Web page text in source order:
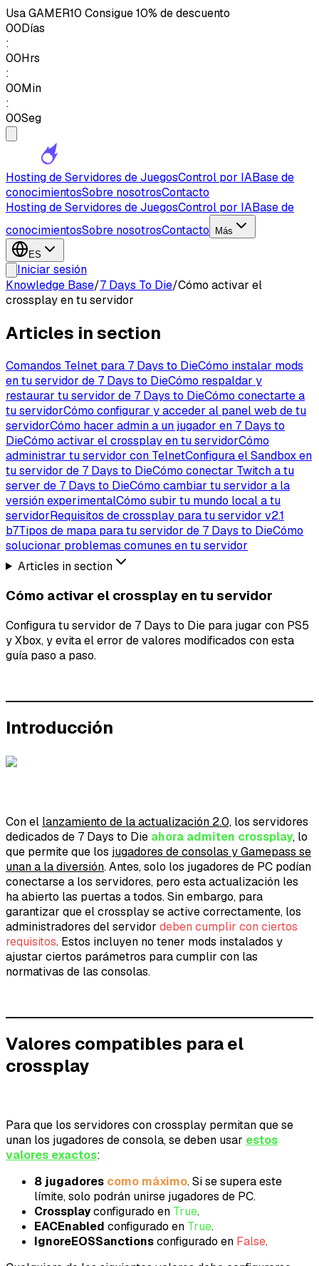
UsaGAMER10 Consigue 10% de descuento
00Días
:
00Hrs
:
00Min
:
00Seg
Hosting de Servidores de JuegosControl por IABase de
conocimientosSobre nosotrosContacto
Hosting de Servidores de JuegosControl por IABase de
conocimientosSobre nosotrosContacto Más
ES
Iniciar sesión
Knowledge Base/7 Days To Die/Cómo activar el
crossplay en tu servidor
Articles in section
Comandos Telnet para 7 Days to DieCómo instalar mods
en tu servidor de 7 Days to DieCómo respaldar y
restaurar tu servidor de 7 Days to DieCómo conectarte a
tu servidorCómo configurar y acceder al panel web de tu
servidorCómo hacer admin a un jugador en 7 Days to
DieCómo activar el crossplay en tu servidorCómo
administrar tu servidor con TelnetConfigura el Sandbox en
tu servidor de 7 Days to DieCómo conectar Twitch a tu
server de 7 Days to DieCómo cambiar tu servidor a la
versión experimentalCómo subir tu mundo local a tu
servidorRequisitos de crossplay para tu servidor v2.1
b7Tipos de mapa para tu servidor de 7 Days to DieCómo
solucionar problemas comunes en tu servidor
Articles in section
Cómo activar el crossplay en tu servidor
Configura tu servidor de 7 Days to Die para jugar con PS5
y Xbox, y evita el error de valores modificados con esta
guía paso a paso.
Introducción
Con el lanzamiento de la actualización 2.0, los servidores
dedicados de 7 Days to Die ahora admiten crossplay, lo
que permite que los jugadores de consolas y Gamepass se
unan a la diversión. Antes, solo los jugadores de PC podían
conectarse a los servidores, pero esta actualización les
ha abierto las puertas a todos. Sin embargo, para
garantizar que el crossplay se active correctamente, los
administradores del servidor deben cumplir con ciertos
requisitos. Estos incluyen no tener mods instalados y
ajustar ciertos parámetros para cumplir con las
normativas de las consolas.
Valores compatibles para el
crossplay
Para que los servidores con crossplay permitan que se
unan los jugadores de consola, se deben usar estos
valores exactos:
8 jugadores como máximo. Si se supera este
límite, solo podrán unirse jugadores de PC.
Crossplayconfigurado en True.
EACEnabled configurado en True.
IgnoreEOSSanctionsconfigurado en False.